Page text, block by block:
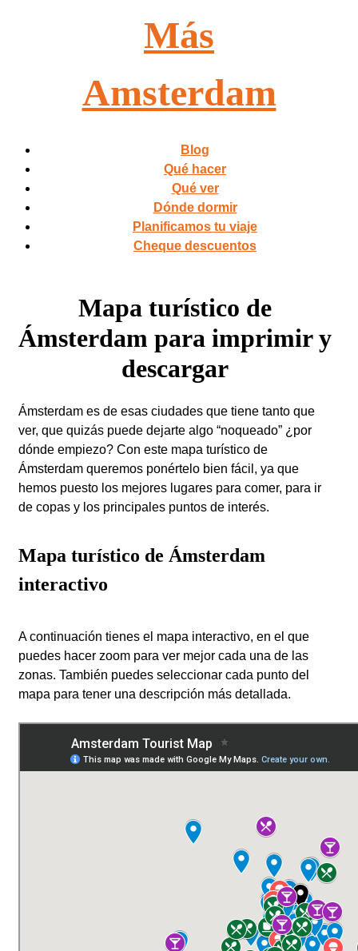
Más
Amsterdam
Blog
Qué hacer
Qué ver
Dónde dormir
Planificamos tu viaje
Cheque descuentos
Mapa turístico de
Ámsterdam para imprimir y
descargar
Ámsterdam es de esas ciudades que tiene tanto que
ver, que quizás puede dejarte algo “noqueado” ¿por
dónde empiezo? Con este mapa turístico de
Ámsterdam queremos ponértelo bien fácil, ya que
hemos puesto los mejores lugares para comer, para ir
de copas y los principales puntos de interés.
Mapa turístico de Ámsterdam
interactivo
A continuación tienes el mapa interactivo, en el que
puedes hacer zoom para ver mejor cada una de las
zonas. También puedes seleccionar cada punto del
mapa para tener una descripción más detallada.